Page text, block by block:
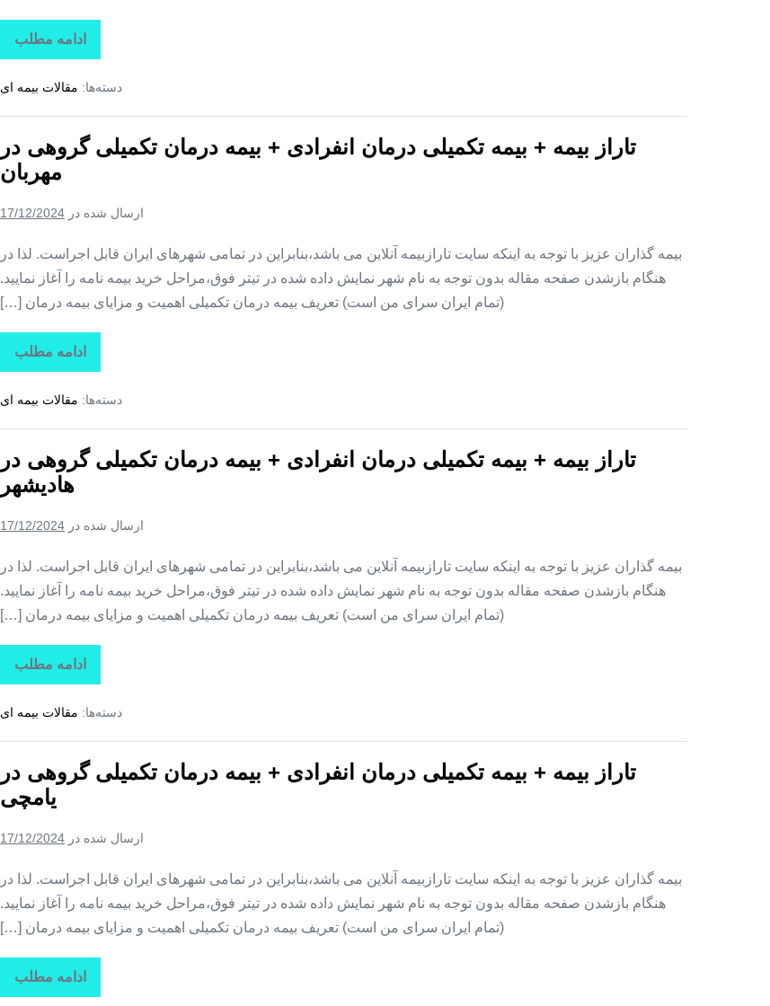
ادامه مطلب
تاراز
بیمه
بیمه
درمان
+
بیمه
درمان
تکمیلی
در
کنان
دسته‌ها: مقالات بیمه ای
تاراز بیمه + بیمه تکمیلی درمان انفرادی + بیمه درمان تکمیلی گروهی در
مهربان
ارسال شده در 17/12/2024
بیمه گذاران عزیز با توجه به اینکه سایت تارازبیمه آنلاین می باشد،بنابراین در تمامی شهرهای ایران قابل اجراست. لذا در
هنگام بازشدن صفحه مقاله بدون توجه به نام شهر نمایش داده شده در تیتر فوق،مراحل خرید بیمه نامه را آغاز نمایید.
(تمام ایران سرای من است) تعریف بیمه درمان تکمیلی اهمیت و مزایای بیمه درمان […]
ادامه مطلب
تاراز
بیمه
بیمه
درمان
+
بیمه
درمان
تکمیلی
در
دسته‌ها: مقالات بیمه ای
تاراز بیمه + بیمه تکمیلی درمان انفرادی + بیمه درمان تکمیلی گروهی در
هادیشهر
ارسال شده در 17/12/2024
بیمه گذاران عزیز با توجه به اینکه سایت تارازبیمه آنلاین می باشد،بنابراین در تمامی شهرهای ایران قابل اجراست. لذا در
هنگام بازشدن صفحه مقاله بدون توجه به نام شهر نمایش داده شده در تیتر فوق،مراحل خرید بیمه نامه را آغاز نمایید.
(تمام ایران سرای من است) تعریف بیمه درمان تکمیلی اهمیت و مزایای بیمه درمان […]
ادامه مطلب
تاراز
بیمه
بیمه
درمان
+
بیمه
درمان
تکمیلی
در
دسته‌ها: مقالات بیمه ای
تاراز بیمه + بیمه تکمیلی درمان انفرادی + بیمه درمان تکمیلی گروهی در
یامچی
ارسال شده در 17/12/2024
بیمه گذاران عزیز با توجه به اینکه سایت تارازبیمه آنلاین می باشد،بنابراین در تمامی شهرهای ایران قابل اجراست. لذا در
هنگام بازشدن صفحه مقاله بدون توجه به نام شهر نمایش داده شده در تیتر فوق،مراحل خرید بیمه نامه را آغاز نمایید.
(تمام ایران سرای من است) تعریف بیمه درمان تکمیلی اهمیت و مزایای بیمه درمان […]
ادامه مطلب
تاراز
بیمه